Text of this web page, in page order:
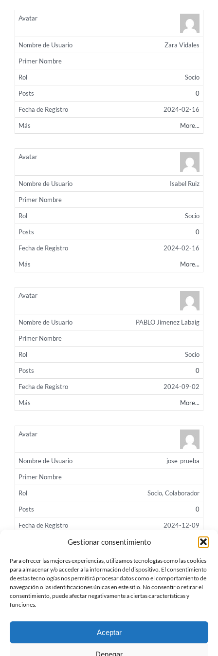
Gestionar consentimiento
Para ofrecer las mejores experiencias, utilizamos tecnologías como las cookies
para almacenar y/o acceder a la información del dispositivo. El consentimiento
de estas tecnologías nos permitirá procesar datos como el comportamiento de
navegación o las identificaciones únicas en este sitio. No consentir o retirar el
consentimiento, puede afectar negativamente a ciertas características y
funciones.
Aceptar
Denegar
Zara Vidales
Socio
0
2024-02-16
More...
Isabel Ruiz
Socio
0
2024-02-16
More...
PABLO Jimenez Labaig
Socio
0
2024-09-02
More...
jose-prueba
Socio, Colaborador
0
2024-12-09
«« First « Prev...101112